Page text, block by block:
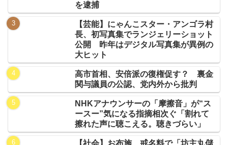
を逮捕
【芸能】にゃんこスター・アンゴラ村
長、初写真集でランジェリーショット
公開 昨年はデジタル写真集が異例の
大ヒット
高市首相、安倍派の復権促す？ 裏金
関与議員の公認、党内外から批判
NHKアナウンサーの「摩擦音」が“ス
ースー”気になる指摘相次ぐ「割れて
擦れた声に聴こえる。聴きづらい」